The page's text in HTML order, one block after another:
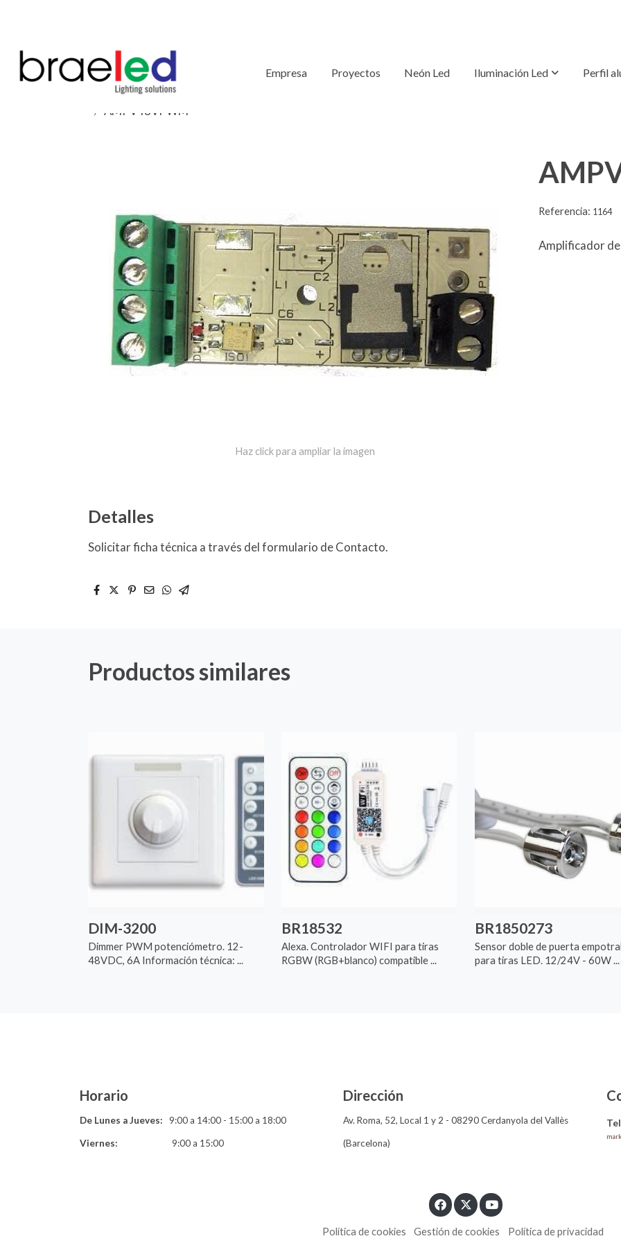
Empresa Proyectos Neón Led Iluminación Led Perfil
AMPV48VPWM
Haz click para ampliar la imagen
Detalles
Solicitar ficha técnica a través del formulario de Contacto.
Referencia: 1164
Amplificador
Productos similares
DIM-3200
Dimmer PWM potenciómetro. 12-
48VDC, 6A Información técnica: ...
BR18532
Alexa. Controlador WIFI para tiras
RGBW (RGB+blanco) compatible ...
BR1850273
Sensor doble de puerta
para tiras LED. 12/24V - 60W ...
Horario
De Lunes a Jueves: 9:00 a 14:00 - 15:00 a 18:00
Viernes: 9:00 a 15:00
Dirección
Av. Roma, 52, Local 1 y 2 - 08290 Cerdanyola del Vallès
(Barcelona)
Política de cookies Gestión de cookies Política de privacidad